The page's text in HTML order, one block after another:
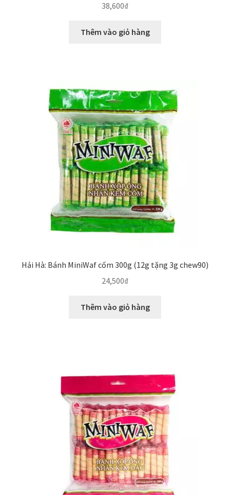
38,600₫
Thêm vào giỏ hàng
Hải Hà: Bánh MiniWaf cốm 300g (12g tặng 3g chew90)
24,500₫
Thêm vào giỏ hàng